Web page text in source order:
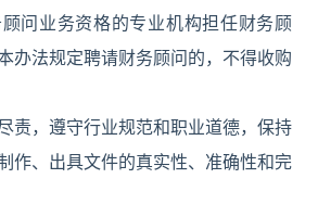
问业务资格的专业机构担任财务顾
办法规定聘请财务顾问的，不得收购
责，遵守行业规范和职业道德，保持
作、出具文件的真实性、准确性和完